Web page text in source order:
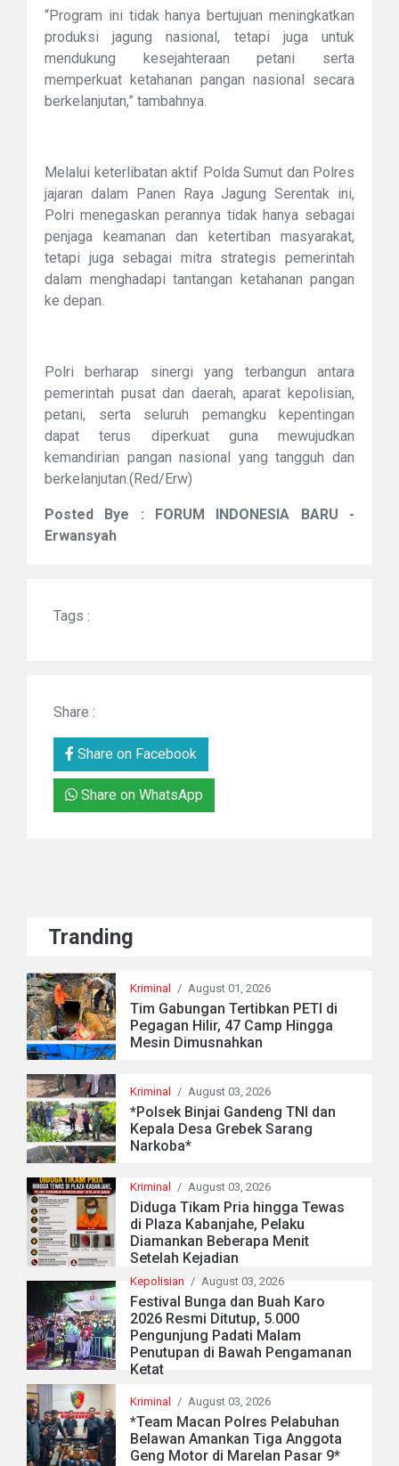
“Program ini tidak hanya bertujuan meningkatkan
produksi jagung nasional, tetapi juga untuk
mendukung kesejahteraan petani serta
memperkuat ketahanan pangan nasional secara
berkelanjutan,” tambahnya.
Melalui keterlibatan aktif Polda Sumut dan Polres
jajaran dalam Panen Raya Jagung Serentak ini,
Polri menegaskan perannya tidak hanya sebagai
penjaga keamanan dan ketertiban masyarakat,
tetapi juga sebagai mitra strategis pemerintah
dalam menghadapi tantangan ketahanan pangan
ke depan.
Polri berharap sinergi yang terbangun antara
pemerintah pusat dan daerah, aparat kepolisian,
petani, serta seluruh pemangku kepentingan
dapat terus diperkuat guna mewujudkan
kemandirian pangan nasional yang tangguh dan
berkelanjutan.(Red/Erw)
Posted Bye : FORUM INDONESIA BARU -
Erwansyah
Tags :
Share :
Share on Facebook
Share on WhatsApp
Tranding
Kriminal / August 01, 2026
Tim Gabungan Tertibkan PETI di
Pegagan Hilir, 47 Camp Hingga
Mesin Dimusnahkan
Kriminal / August 03, 2026
*Polsek Binjai Gandeng TNI dan
Kepala Desa Grebek Sarang
Narkoba*
Kriminal / August 03, 2026
Diduga Tikam Pria hingga Tewas
di Plaza Kabanjahe, Pelaku
Diamankan Beberapa Menit
Setelah Kejadian
Kepolisian / August 03, 2026
Festival Bunga dan Buah Karo
2026 Resmi Ditutup, 5.000
Pengunjung Padati Malam
Penutupan di Bawah Pengamanan
Ketat
Kriminal / August 03, 2026
*Team Macan Polres Pelabuhan
Belawan Amankan Tiga Anggota
Geng Motor di Marelan Pasar 9*